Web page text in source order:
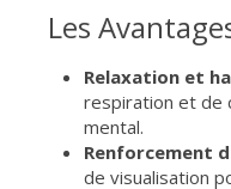
Les
Relaxation et
respiration et de
mental.
Renforcement
de visualisation